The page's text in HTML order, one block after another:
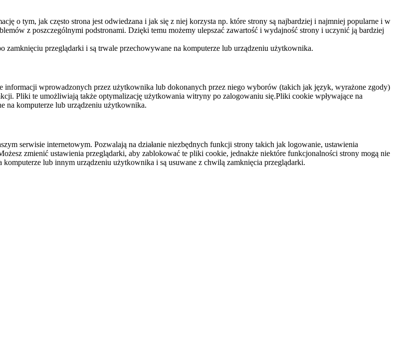
o tym, jak często strona jest odwiedzana i jak się z niej korzysta np. które strony są najbardziej i najmniej popularne i w
z poszczególnymi podstronami. Dzięki temu możemy ulepszać zawartość i wydajność strony i uczynić ją bardziej
zamknięciu przeglądarki i są trwale przechowywane na komputerze lub urządzeniu użytkownika.
wprowadzonych przez użytkownika lub dokonanych przez niego wyborów (takich jak język, wyrażone zgody)
Pliki te umożliwiają także optymalizację użytkowania witryny po zalogowaniu się.Pliki cookie wpływające na
na komputerze lub urządzeniu użytkownika.
serwisie internetowym. Pozwalają na działanie niezbędnych funkcji strony takich jak logowanie, ustawienia
zmienić ustawienia przeglądarki, aby zablokować te pliki cookie, jednakże niektóre funkcjonalności strony mogą nie
lub innym urządzeniu użytkownika i są usuwane z chwilą zamknięcia przeglądarki.